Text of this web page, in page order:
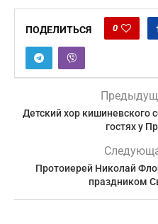
ПОДЕЛИТЬСЯ 0
Детский хор кишиневского
гостях у
Протоиерей Николай
праздником